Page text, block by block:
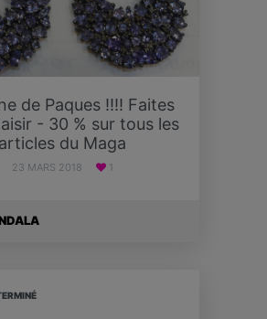
de Paques !!!! Faites
- 30 % sur tous les
articles du Maga
23 MARS 2018 1